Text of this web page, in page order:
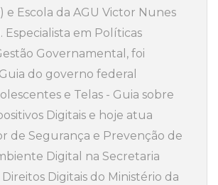
e Escola da AGU Victor Nunes
Especialista em Políticas
Governamental, foi
do governo federal
e Telas - Guia sobre
Digitais e hoje atua
de Segurança e Prevenção de
Digital na Secretaria
Digitais do Ministério da